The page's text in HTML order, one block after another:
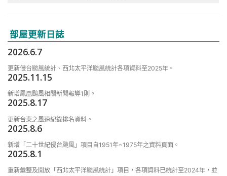
部屋更新日誌
2026.6.7
更新侵台颱風統計、西北太平洋颱風統計各項資料至2025年。
2025.11.15
新增鳳凰颱風相關新聞報導1則。
2025.8.17
更新台東之風速紀錄排名資料。
2025.8.6
新增「二十世紀侵台颱風」項目自1951年~1975年之資料頁面。
2025.8.1
重新彙整及開放「西北太平洋颱風統計」項目，各項資料已統計至2024年，並